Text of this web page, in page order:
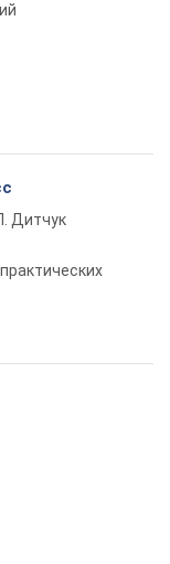
Дитчук